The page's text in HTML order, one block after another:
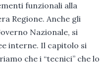
funzionali alla
Regione. Anche gli
Nazionale, si
interne. Il capitolo si
che i “tecnici” che lo